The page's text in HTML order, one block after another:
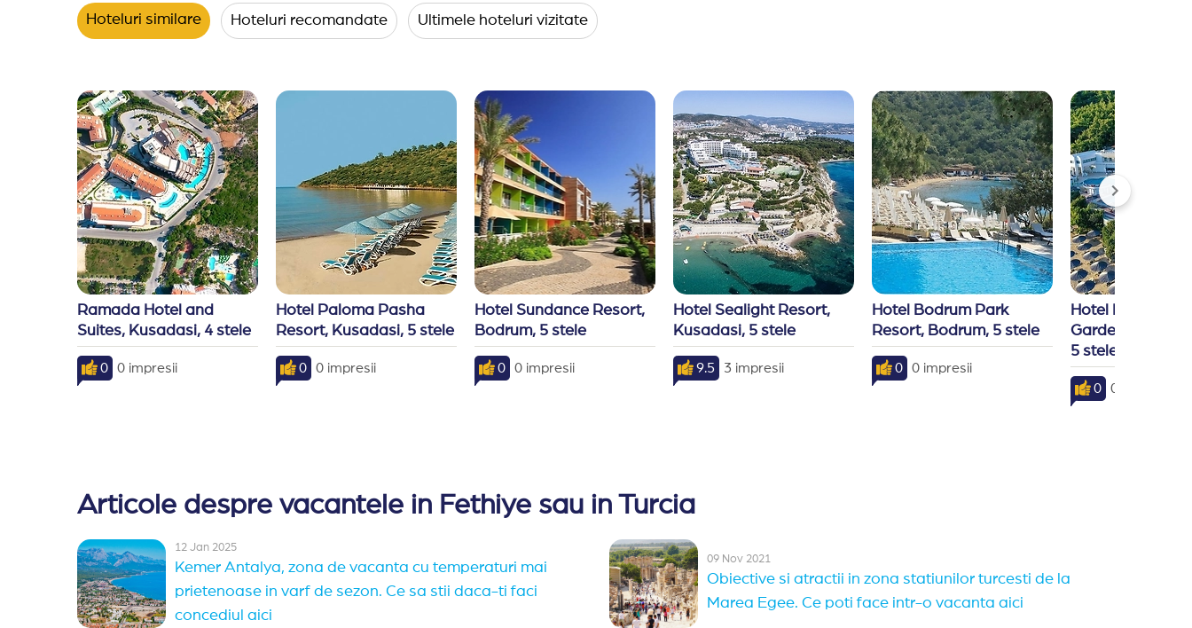
*Hotelul isi rezerva dreptul de a efectua modificari asupra serviciilor, fara o notificare in prealabil.
Hoteluri similare Hoteluri recomandate Ultimele hoteluri vizitate
Ramada Hotel and
Suites, Kusadasi, 4 stele
0 0 impresii
Hotel Paloma Pasha
Resort, Kusadasi, 5 stele
0 0 impresii
Hotel Sundance Resort,
Bodrum, 5 stele
0 0 impresii
Hotel Sealight Resort,
Kusadasi, 5 stele
9.5 3 impresii
Hotel Bodrum Park
Resort, Bodrum, 5 stele
0 0 impresii
Hotel Hapimag
Garden Resort,
5 stele
0 0 impresii
Articole despre vacantele in Fethiye sau in Turcia
12 Jan 2025
Kemer Antalya, zona de vacanta cu temperaturi mai
prietenoase in varf de sezon. Ce sa stii daca-ti faci
concediul aici
09 Nov 2021
Obiective si atractii in zona statiunilor turcesti de la
Marea Egee. Ce poti face intr-o vacanta aici